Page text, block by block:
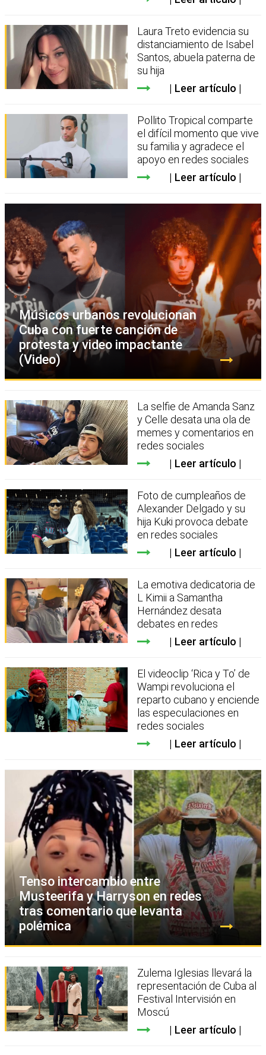
Laura Treto evidencia su
distanciamiento de Isabel
Santos, abuela paterna de
su hija
Leer artículo
Pollito Tropical comparte
el difícil momento que vive
su familia y agradece el
apoyo en redes sociales
Leer artículo
Músicos urbanos revolucionan
Cuba con fuerte canción de
protesta y video impactante
(Video)
La selfie de Amanda Sanz
y Celle desata una ola de
memes y comentarios en
redes sociales
Leer artículo
Foto de cumpleaños de
Alexander Delgado y su
hija Kuki provoca debate
en redes sociales
Leer artículo
La emotiva dedicatoria de
L Kimii a Samantha
Hernández desata
debates en redes
Leer artículo
El videoclip ‘Rica y To’ de
Wampi revoluciona el
reparto cubano y enciende
las especulaciones en
redes sociales
Leer artículo
Tenso intercambio entre
Musteerifa y Harryson en redes
tras comentario que levanta
polémica
Zulema Iglesias llevará la
representación de Cuba al
Festival Intervisión en
Moscú
Leer artículo